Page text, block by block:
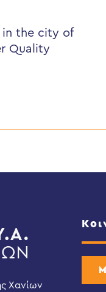
the city of
Quality
Χανίων